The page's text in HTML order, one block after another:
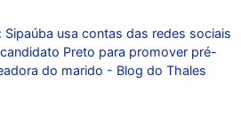
Sipaúba usa contas das redes sociais
Preto para promover pré-
do marido - Blog do Thales